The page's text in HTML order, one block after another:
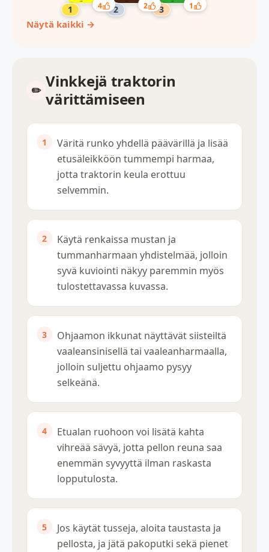
4 2 1
Näytä kaikki →
Vinkkejä traktorin
värittämiseen
Väritä runko yhdellä päävärillä ja lisää
etusäleikköön tummempi harmaa,
jotta traktorin keula erottuu
selvemmin.
Käytä renkaissa mustan ja
tummanharmaan yhdistelmää, jolloin
syvä kuviointi näkyy paremmin myös
tulostettavassa kuvassa.
Ohjaamon ikkunat näyttävät siisteiltä
vaaleansinisellä tai vaaleanharmaalla,
jolloin suljettu ohjaamo pysyy
selkeänä.
Etualan ruohoon voi lisätä kahta
vihreää sävyä, jotta pellon reuna saa
enemmän syvyyttä ilman raskasta
lopputulosta.
Jos käytät tusseja, aloita taustasta ja
pellosta, ja jätä pakoputki sekä pienet